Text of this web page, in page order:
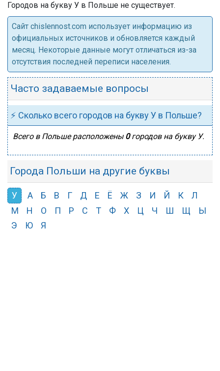
Городов на букву У в Польше не существует.
Cайт chislennost.com использует информацию из
официальных источников и обновляется каждый
месяц. Некоторые данные могут отличаться из-за
отсутствия последней переписи населения.
Часто задаваемые вопросы
⚡ Сколько всего городов на букву У в Польше?
Всего в Польше расположены 0городов на букву У.
Города Польши на другие буквы
У А Б В Г Д Е Ё Ж З И Й К
Л
М
Н О П Р С Т Ф Х Ц Ч Ш Щ
Ы
Э
Ю Я